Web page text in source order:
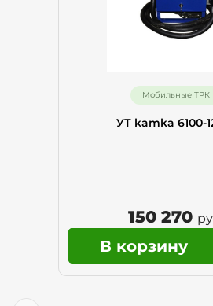
Мобильные ТРК
УТ kamka 6100-
150 270